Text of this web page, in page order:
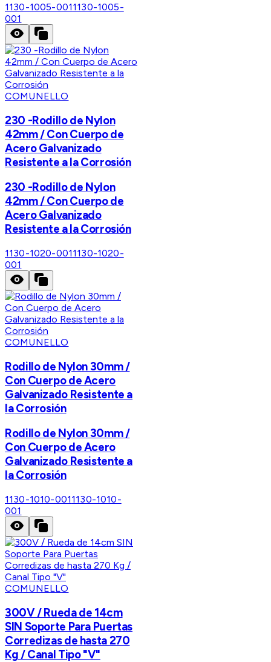
1130-1005-0011130-1005-
001
COMUNELLO
230 -Rodillo de Nylon
42mm / Con Cuerpo de
Acero Galvanizado
Resistente a la Corrosión
230 -Rodillo de Nylon
42mm / Con Cuerpo de
Acero Galvanizado
Resistente a la Corrosión
1130-1020-0011130-1020-
001
COMUNELLO
Rodillo de Nylon 30mm /
Con Cuerpo de Acero
Galvanizado Resistente a
la Corrosión
Rodillo de Nylon 30mm /
Con Cuerpo de Acero
Galvanizado Resistente a
la Corrosión
1130-1010-0011130-1010-
001
COMUNELLO
300V / Rueda de 14cm
SIN Soporte Para Puertas
Corredizas de hasta 270
Kg / Canal Tipo "V"